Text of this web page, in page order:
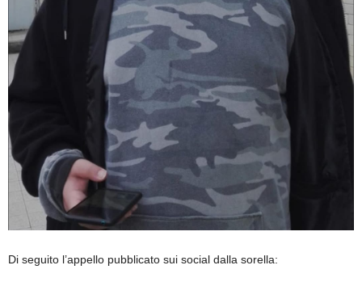
Di seguito l’appello pubblicato sui social dalla sorella: